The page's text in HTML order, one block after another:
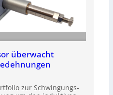
überwacht
zur Schwingungs-